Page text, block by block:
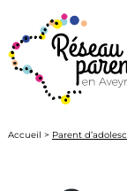
content
Accueil > Parent